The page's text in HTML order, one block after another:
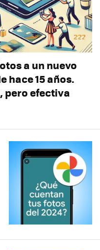
a un nuevo
hace 15 años.
pero efectiva